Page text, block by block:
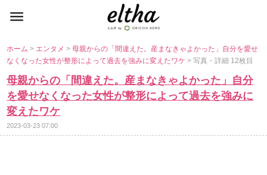
ホーム> エンタメ>母親からの「間違えた。産まなきゃよかった」自分を愛せ
なくなった女性が整形によって過去を強みに変えたワケ> 写真・詳細 12枚目
母親からの「間違えた。産まなきゃよかった」自分
を愛せなくなった女性が整形によって過去を強みに
変えたワケ
2023-03-23 07:00